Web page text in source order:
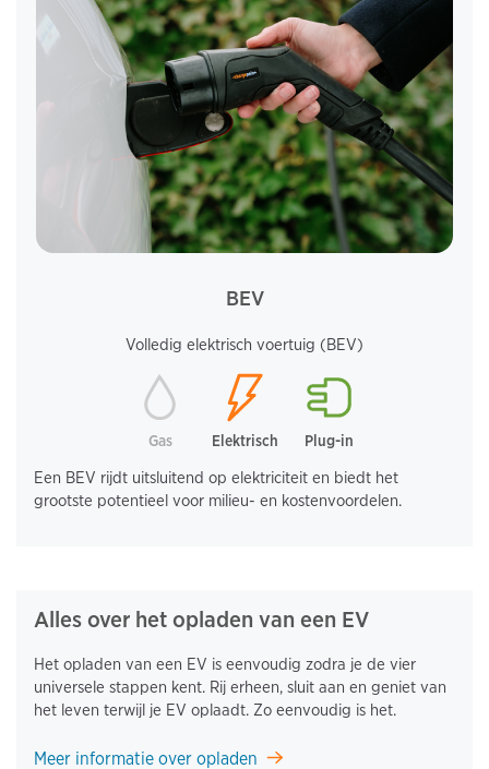
BEV
Volledig elektrisch voertuig (BEV)
Gas Elektrisch Plug-in
Een BEV rijdt uitsluitend op elektriciteit en biedt het
grootste potentieel voor milieu- en kostenvoordelen.
Alles over het opladen van een EV
Het opladen van een EV is eenvoudig zodra je de vier
universele stappen kent. Rij erheen, sluit aan en geniet van
het leven terwijl je EV oplaadt. Zo eenvoudig is het.
Meer informatie over opladen